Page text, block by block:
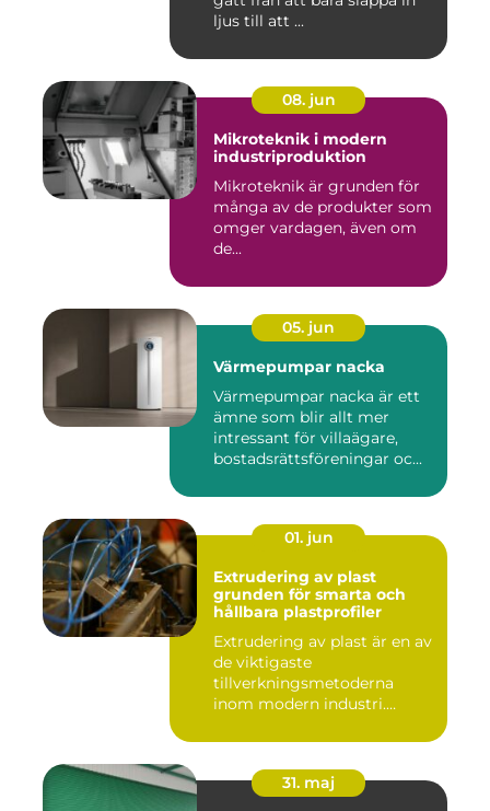
ljus till att ...
08. jun
Mikroteknik i modern
industriproduktion
Mikroteknik är grunden för
många av de produkter som
omger vardagen, även om
de...
05. jun
Värmepumpar nacka
Värmepumpar nacka är ett
ämne som blir allt mer
intressant för villaägare,
bostadsrättsföreningar oc...
01. jun
Extrudering av plast
grunden för smarta och
hållbara plastprofiler
Extrudering av plast är en av
de viktigaste
tillverkningsmetoderna
inom modern industri.
31. maj